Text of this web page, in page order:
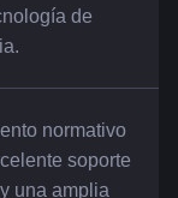
de
normativo
soporte
una amplia